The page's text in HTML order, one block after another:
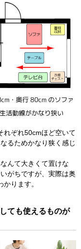
ぞれ50cmほど空いて
るためかなり狭く感じ
んて大きくて置けな
がちですが、実際は奥
ります。
ても使えるものが